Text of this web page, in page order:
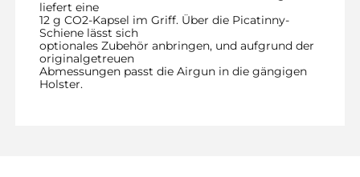
liefert eine
12 g CO2-Kapsel im Griff. Über die Picatinny-
Schiene lässt sich
optionales Zubehör anbringen, und aufgrund der
originalgetreuen
Abmessungen passt die Airgun in die gängigen
Holster.